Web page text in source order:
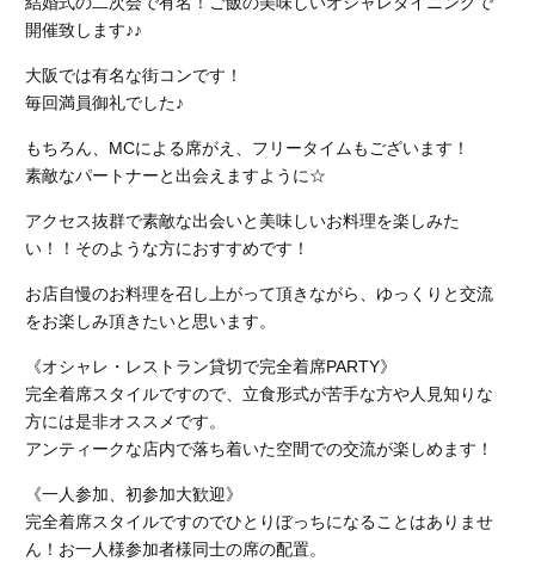
開催致します♪♪
大阪では有名な街コンです！
毎回満員御礼でした♪
もちろん、MCによる席がえ、フリータイムもございます！
素敵なパートナーと出会えますように☆
アクセス抜群で素敵な出会いと美味しいお料理を楽しみた
い！！そのような方におすすめです！
お店自慢のお料理を召し上がって頂きながら、ゆっくりと交流
をお楽しみ頂きたいと思います。
《オシャレ・レストラン貸切で完全着席PARTY》
完全着席スタイルですので、立食形式が苦手な方や人見知りな
方には是非オススメです。
アンティークな店内で落ち着いた空間での交流が楽しめます！
《一人参加、初参加大歓迎》
完全着席スタイルですのでひとりぼっちになることはありませ
ん！お一人様参加者様同士の席の配置。